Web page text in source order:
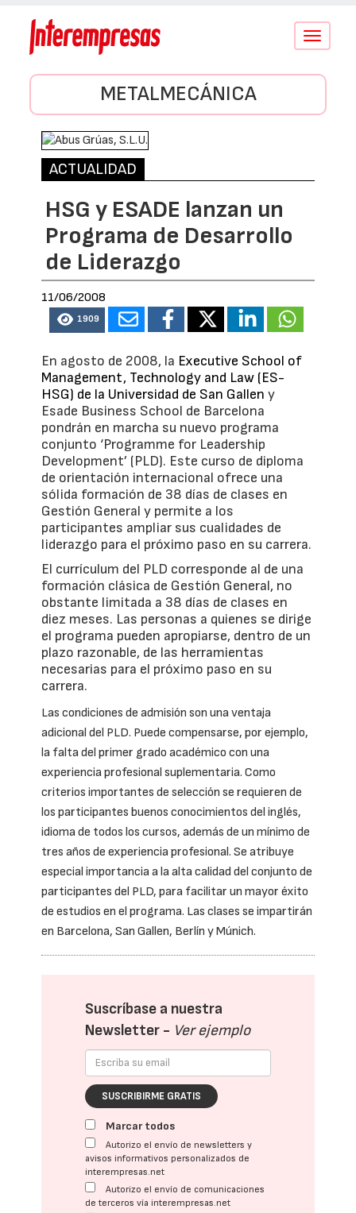
Conmutar
METALMECÁNICA
ACTUALIDAD
HSG y ESADE lanzan un
Programa de Desarrollo
de Liderazgo
11/06/2008
1909
En agosto de 2008, la Executive School of
Management, Technology and Law (ES-
HSG) de la Universidad de San Gallen y
Esade Business School de Barcelona
pondrán en marcha su nuevo programa
conjunto ‘Programme for Leadership
Development’ (PLD). Este curso de diploma
de orientación internacional ofrece una
sólida formación de 38 días de clases en
Gestión General y permite a los
participantes ampliar sus cualidades de
liderazgo para el próximo paso en su carrera.
El currículum del PLD corresponde al de una
formación clásica de Gestión General, no
obstante limitada a 38 días de clases en
diez meses. Las personas a quienes se dirige
el programa pueden apropiarse, dentro de un
plazo razonable, de las herramientas
necesarias para el próximo paso en su
carrera.
Las condiciones de admisión son una ventaja
adicional del PLD. Puede compensarse, por ejemplo,
la falta del primer grado académico con una
experiencia profesional suplementaria. Como
criterios importantes de selección se requieren de
los participantes buenos conocimientos del inglés,
idioma de todos los cursos, además de un mínimo de
tres años de experiencia profesional. Se atribuye
especial importancia a la alta calidad del conjunto de
participantes del PLD, para facilitar un mayor éxito
de estudios en el programa. Las clases se impartirán
en Barcelona, San Gallen, Berlín y Múnich.
Suscríbase a nuestra
Newsletter - Ver ejemplo
SUSCRIBIRME GRATIS
Marcar todos
Autorizo el envío de newsletters y
avisos informativos personalizados de
interempresas.net
Autorizo el envío de comunicaciones
de terceros vía interempresas.net